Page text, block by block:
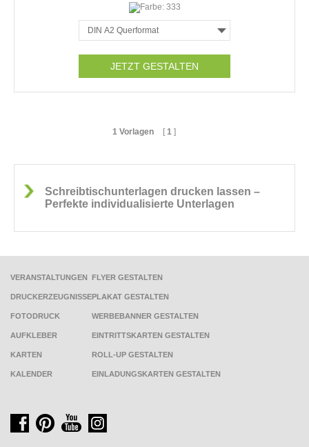
JETZT GESTALTEN
1 Vorlagen [ 1 ]
Schreibtischunterlagen drucken lassen –
Perfekte individualisierte Unterlagen
VERANSTALTUNGEN
DRUCKERZEUGNISSE
FOTODRUCK
AUFKLEBER
KARTEN
KALENDER
FLYER GESTALTEN
PLAKAT GESTALTEN
WERBEBANNER GESTALTEN
EINTRITTSKARTEN GESTALTEN
ROLL-UP GESTALTEN
EINLADUNGSKARTEN GESTALTEN